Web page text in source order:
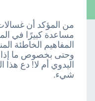
من المؤكد أن
مساعدة كبيرًا في
المفاهيم الخاطئة
وحتى بخصوص ما إذا
اليدوي أم لا! دع
شيء.